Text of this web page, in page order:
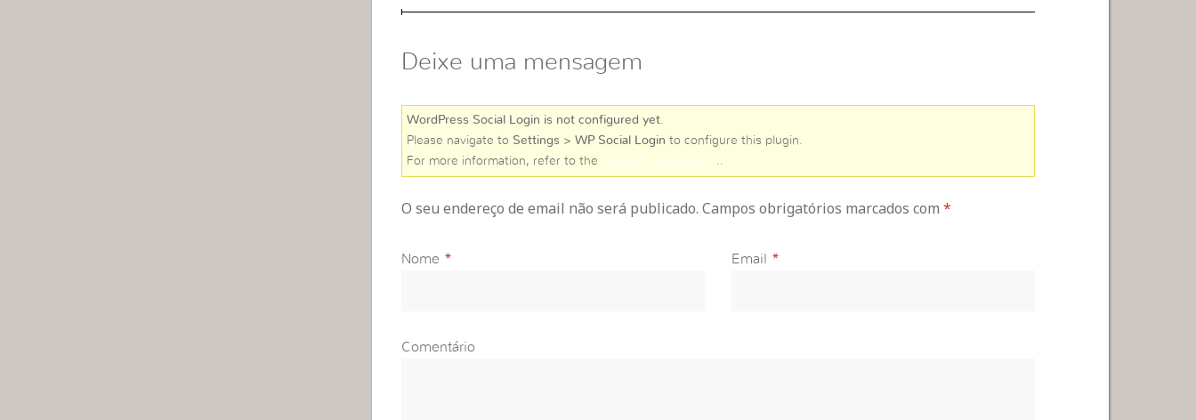
Deixe uma mensagem
WordPress Social Login is not configured yet.
Please navigate to Settings > WP Social Login to configure this plugin.
For more information, refer to the
online user guide
O seu endereço de email não será publicado. Campos obrigatórios marcados com *
Nome * Email *
Comentário